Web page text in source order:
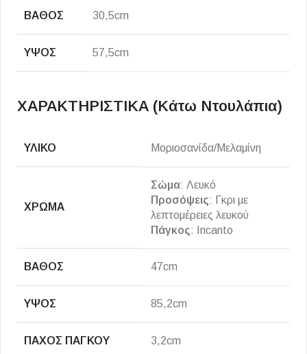
ΒΆΘΟΣ 30,5cm
ΎΨΟΣ 57,5cm
ΧΑΡΑΚΤΗΡΙΣΤΙΚΑ (κάτω Ντουλάπια)
ΥΛΙΚΌ Μοριοσανίδα/Μελαμίνη
ΧΡΏΜΑ
Σώμα: Λευκό
Προσόψεις: Γκρι με
λεπτομέρειες λευκού
Πάγκος: Incanto
ΒΆΘΟΣ 47cm
ΎΨΟΣ 85,2cm
ΠΆΧΟΣ ΠΆΓΚΟΥ 3,2cm